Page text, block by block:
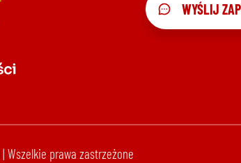
WYŚLIJ
Wszelkie prawa zastrzeżone